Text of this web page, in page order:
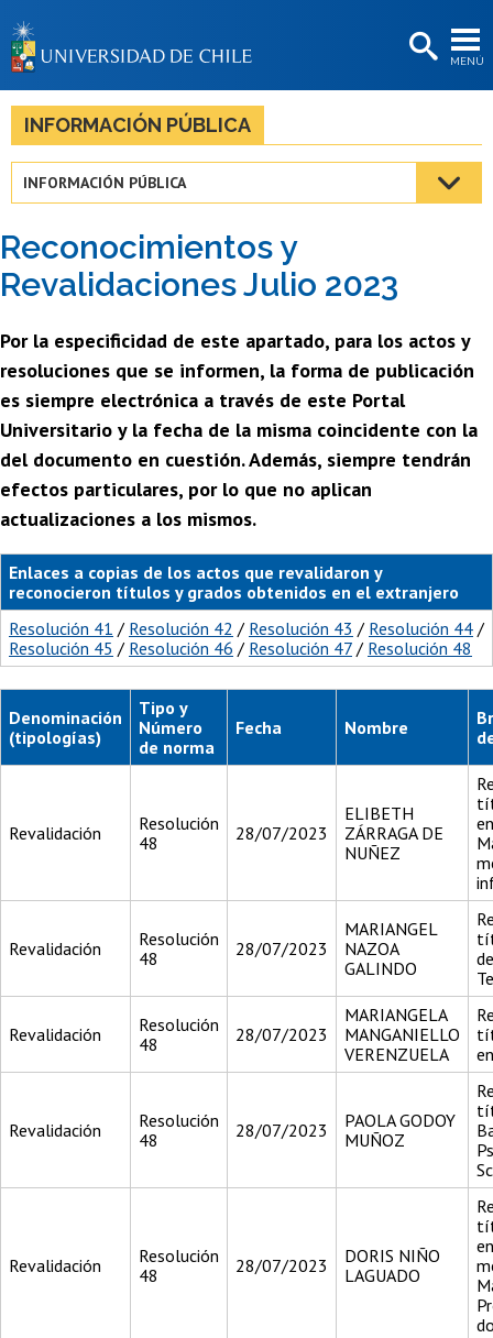
MENÚ
BIBLIOTECAS
LA UNIVERSIDAD
Estudiantes
Académicas/os
Funcionarias/os
Egresadas/os
INFORMACIÓN PÚBLICA
INFORMACIÓN PÚBLICA
Reconocimientos y
Revalidaciones Julio 2023
Por la especificidad de este apartado, para los actos y
resoluciones que se informen, la forma de publicación
es siempre electrónica a través de este Portal
Universitario y la fecha de la misma coincidente con la
del documento en cuestión. Además, siempre tendrán
efectos particulares, por lo que no aplican
actualizaciones a los mismos.
Enlaces a copias de los actos que revalidaron y
reconocieron títulos y grados obtenidos en el extranjero
Resolución 41 / Resolución 42 / Resolución 43 / Resolución 44 /
Resolución 45 / Resolución 46 / Resolución 47 / Resolución 48
Denominación
(tipologías)
Tipo y
Número
de norma
Fecha Nombre
Revalidación
Resolución
48
28/07/2023
ELIBETH
ZÁRRAGA DE
NUÑEZ
Revalidación
Resolución
48
28/07/2023
MARIANGEL
NAZOA
GALINDO
de
Revalidación
Resolución
48
28/07/2023
MARIANGELA
MANGANIELLO
VERENZUELA
Revalidación
Resolución
48
28/07/2023
PAOLA GODOY
MUÑOZ
Revalidación
Resolución
48
28/07/2023
DORIS NIÑO
LAGUADO